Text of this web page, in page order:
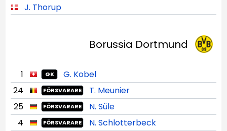
J. Thorup
Borussia Dortmund
1 GK
G. Kobel
24
FÖRSVARARE
T. Meunier
25
FÖRSVARARE
N. Süle
4
FÖRSVARARE
N. Schlotterbeck